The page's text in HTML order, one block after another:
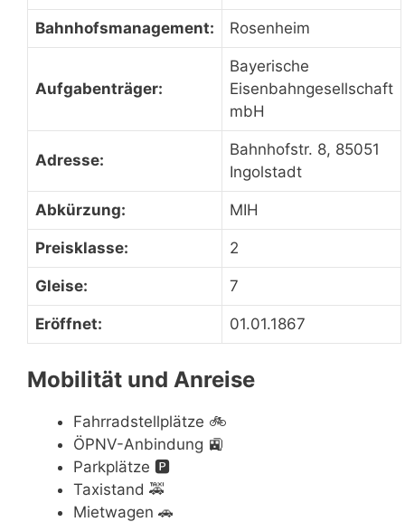
Bahnhofsmanagement: Rosenheim
Aufgabenträger:
Bayerische
Eisenbahngesellschaft
mbH
Adresse:
Bahnhofstr. 8, 85051
Ingolstadt
Abkürzung: MIH
Preisklasse: 2
Gleise: 7
Eröffnet: 01.01.1867
Mobilität und Anreise
Fahrradstellplätze 🚲
ÖPNV-Anbindung 🚉
Parkplätze 🅿️
Taxistand 🚕
Mietwagen 🚗